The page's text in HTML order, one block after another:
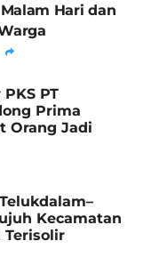
Hari dan
PT
Prima
Orang Jadi
Kecamatan
Terisolir